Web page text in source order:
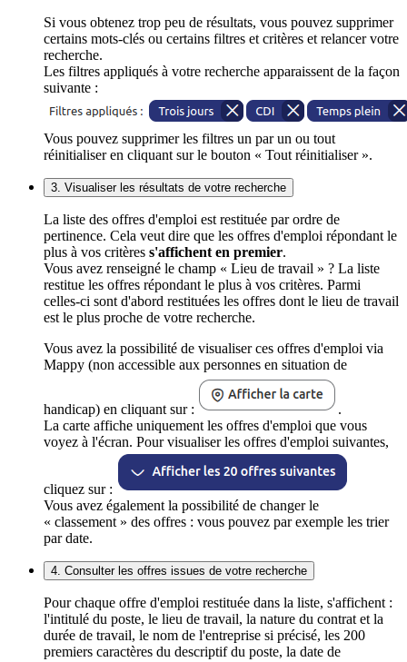
Si vous obtenez trop peu de résultats, vous pouvez supprimer
certains mots-clés ou certains filtres et critères et relancer votre
recherche.
Les filtres appliqués à votre recherche apparaissent de la façon
suivante :
Vous pouvez supprimer les filtres un par un ou tout
réinitialiser en cliquant sur le bouton « Tout réinitialiser ».
3. Visualiser les résultats de votre recherche
La liste des offres d'emploi est restituée par ordre de
pertinence. Cela veut dire que les offres d'emploi répondant le
plus à vos critères s'affichent en premier.
Vous avez renseigné le champ « Lieu de travail » ? La liste
restitue les offres répondant le plus à vos critères. Parmi
celles-ci sont d'abord restituées les offres dont le lieu de travail
est le plus proche de votre recherche.
Vous avez la possibilité de visualiser ces offres d'emploi via
Mappy (non accessible aux personnes en situation de
handicap) en cliquant sur :
.
La carte affiche uniquement les offres d'emploi que vous
voyez à l'écran. Pour visualiser les offres d'emploi suivantes,
cliquez sur :
Vous avez également la possibilité de changer le
« classement » des offres : vous pouvez par exemple les trier
par date.
4. Consulter les offres issues de votre recherche
Pour chaque offre d'emploi restituée dans la liste, s'affichent :
l'intitulé du poste, le lieu de travail, la nature du contrat et la
durée de travail, le nom de l'entreprise si précisé, les 200
premiers caractères du descriptif du poste, la date de